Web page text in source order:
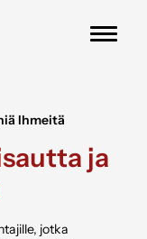
Ihmeitä
ja
jotka